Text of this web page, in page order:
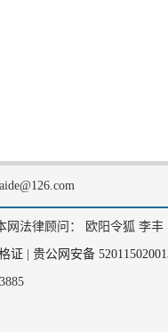
网法律顾问： 欧阳令狐 李丰
证 贵公网安备